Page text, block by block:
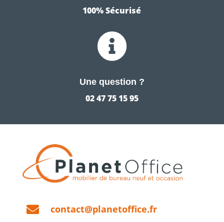
100% Sécurisé

Une question ?
02 47 75 15 95
 contact@planetoffice.fr